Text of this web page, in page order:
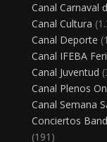
Canal Carnaval
Canal Cultura
Canal Deporte
Canal IFEBA
Canal Juventud
Canal Plenos
Canal Semana
Conciertos
(191)